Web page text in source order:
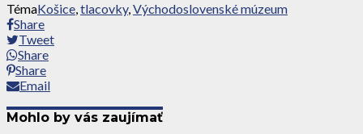
TémaKošice,tlacovky,Východoslovenské múzeum
Share
Tweet
Share
Share
Email
Mohlo by vás zaujímať